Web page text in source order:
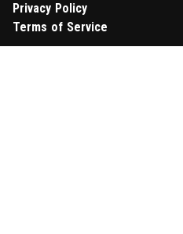
Privacy Policy
Terms of Service